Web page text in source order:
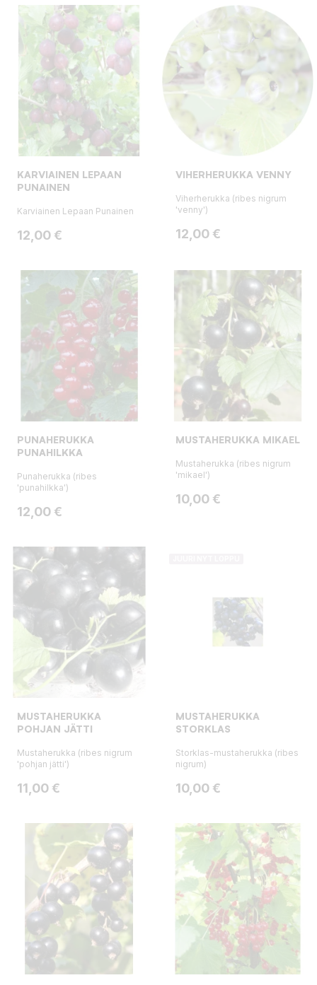
KARVIAINEN LEPAAN
PUNAINEN
Karviainen Lepaan Punainen
Hinta
12,00 €
VIHERHERUKKA VENNY
Viherherukka (ribes nigrum
'venny')
Hinta
12,00 €
PUNAHERUKKA
PUNAHILKKA
Punaherukka (ribes
'punahilkka')
Hinta
12,00 €
MUSTAHERUKKA MIKAEL
Mustaherukka (ribes nigrum
'mikael')
Hinta
10,00 €
MUSTAHERUKKA
POHJAN JÄTTI
Mustaherukka (ribes nigrum
'pohjan jätti')
Hinta
11,00 €
MUSTAHERUKKA
STORKLAS
Storklas-mustaherukka (ribes
nigrum)
Hinta
10,00 €